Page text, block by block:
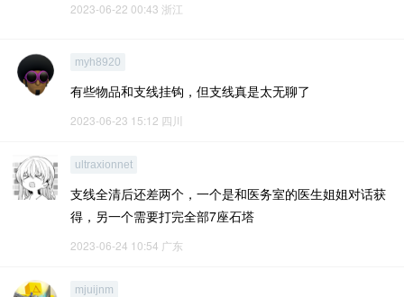
2023-06-22 00:43 浙江
myh8920
有些物品和支线挂钩，但支线真是太无聊了
2023-06-23 15:12 四川
ultraxionnet
支线全清后还差两个，一个是和医务室的医生姐姐对话获
得，另一个需要打完全部7座石塔
2023-06-24 10:54 广东
mjuijnm